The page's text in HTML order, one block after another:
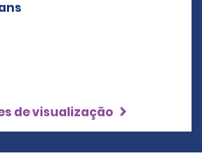
de visualização